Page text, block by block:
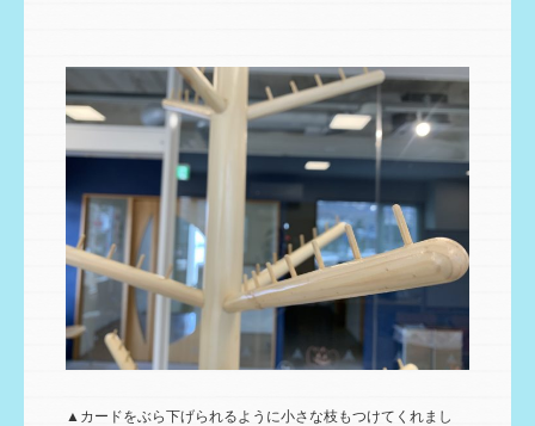
▲カードをぶら下げられるように小さな枝もつけてくれまし